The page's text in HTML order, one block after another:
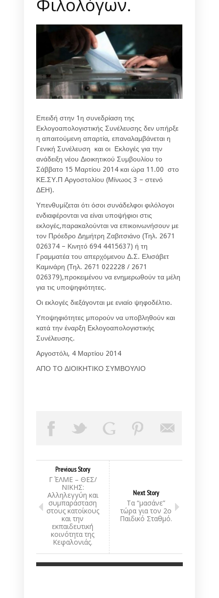
Επειδή στην 1η συνεδρίαση της
Εκλογοαπολογιστικής Συνέλευσης δεν υπήρξε
η απαιτούμενη απαρτία, επαναλαμβάνεται η
Γενική Συνέλευση και οι Εκλογές για την
ανάδειξη νέου Διοικητικού Συμβουλίου το
Σάββατο 15 Μαρτίου 2014 και ώρα 11.00 στο
ΚΕ.ΣΥ.Π Αργοστολίου (Μίνωος 3 – στενό
ΔΕΗ).
Υπενθυμίζεται ότι όσοι συνάδελφοι φιλόλογοι
ενδιαφέρονται να είναι υποψήφιοι στις
εκλογές,παρακαλούνται να επικοινωνήσουν με
τον Πρόεδρο Δημήτρη Ζαβιτσιάνο (Τηλ. 2671
026374 – Κινητό 694 4415637) ή τη
Γραμματέα του απερχόμενου Δ.Σ. Ελισάβετ
Καμινάρη (Τηλ. 2671 022228 / 2671
026379),προκειμένου να ενημερωθούν τα μέλη
για τις υποψηφιότητες.
Οι εκλογές διεξάγονται με ενιαίο ψηφοδέλτιο.
Υποψηφιότητες μπορούν να υποβληθούν και
κατά την έναρξη Εκλογοαπολογιστικής
Συνέλευσης.
Αργοστόλι, 4 Μαρτίου 2014
ΑΠΟ ΤΟ ΔΙΟΙΚΗΤΙΚΟ ΣΥΜΒΟΥΛΙΟ
Previous Story
Γ΄ ΕΛΜΕ – ΘΕΣ/
ΝΙΚΗΣ:
Αλληλεγγύη και
συμπαράσταση
στους κατοίκους
και την
εκπαιδευτική
κοινότητα της
Κεφαλονιάς.
Next Story
Τα “μασάνε”
τώρα για τον 2ο
Παιδικό Σταθμό.